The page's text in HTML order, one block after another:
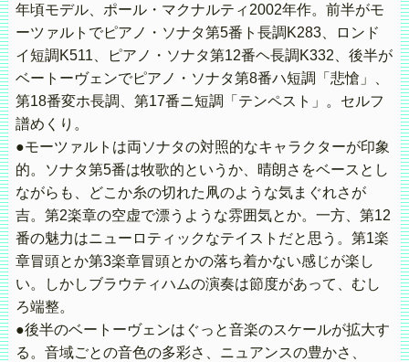
年頃モデル、ポール・マクナルティ2002年作。前半がモ
ーツァルトでピアノ・ソナタ第5番ト長調K283、ロンド
イ短調K511、ピアノ・ソナタ第12番ヘ長調K332、後半が
ベートーヴェンでピアノ・ソナタ第8番ハ短調「悲愴」、
第18番変ホ長調、第17番ニ短調「テンペスト」。セルフ
譜めくり。
●モーツァルトは両ソナタの対照的なキャラクターが印象
的。ソナタ第5番は牧歌的というか、晴朗さをベースとし
ながらも、どこか糸の切れた凧のような気まぐれさが
吉。第2楽章の空虚で漂うような雰囲気とか。一方、第12
番の魅力はニューロティックなテイストだと思う。第1楽
章冒頭とか第3楽章冒頭とかの落ち着かない感じが楽し
い。しかしブラウティハムの演奏は節度があって、むし
ろ端整。
●後半のベートーヴェンはぐっと音楽のスケールが拡大す
る。音域ごとの音色の多彩さ、ニュアンスの豊かさ、